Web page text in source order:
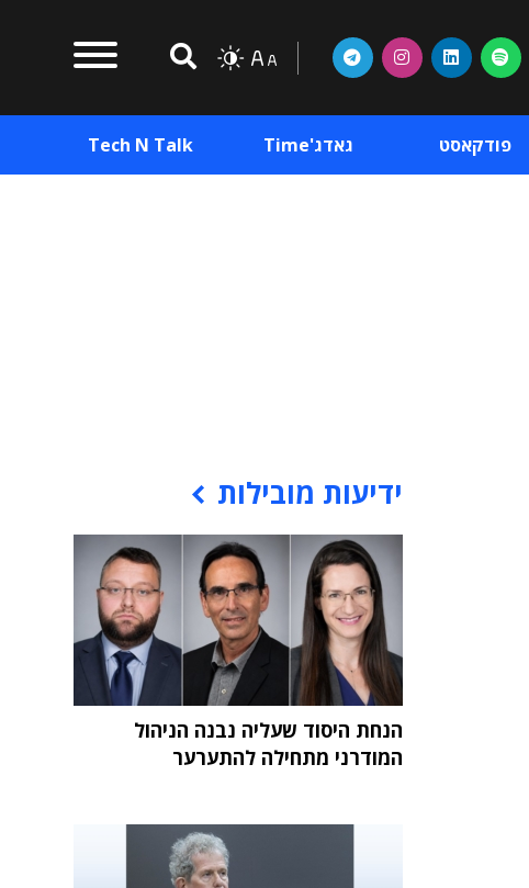
פודקאסט גאדג'Time Tech N Talk
ידיעות מובילות
הנחת היסוד שעליה נבנה הניהול
המודרני מתחילה להתערער